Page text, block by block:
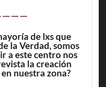
de lxs que
la Verdad, somos
a este centro nos
la creación
nuestra zona?